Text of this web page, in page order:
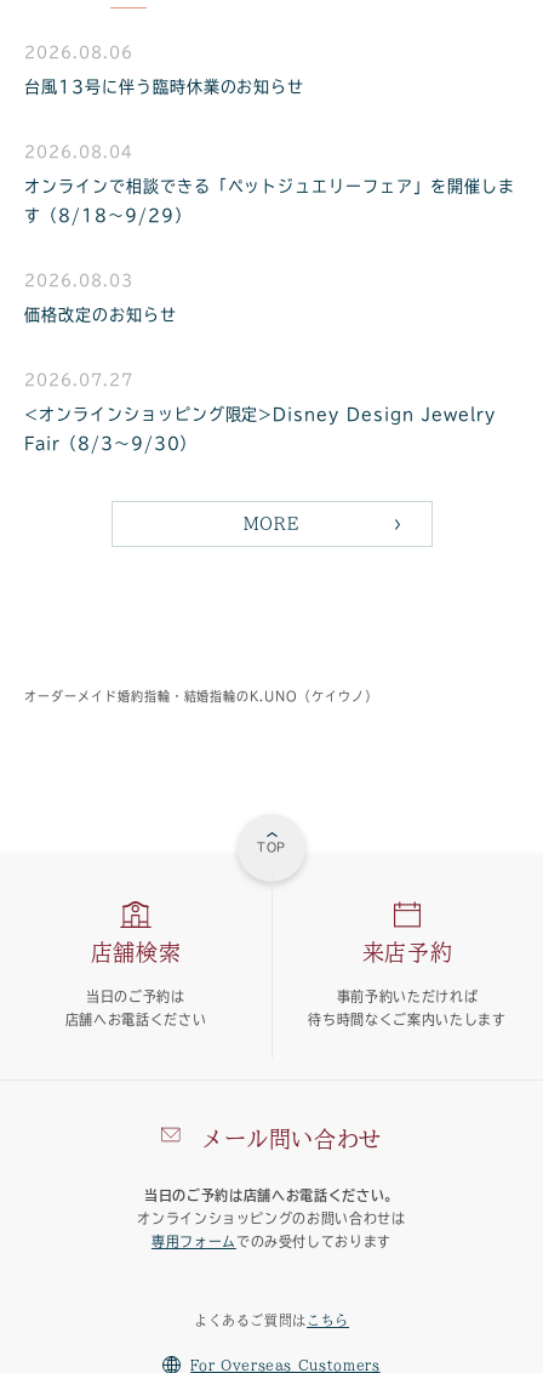
2026.08.06
台風13号に伴う臨時休業のお知らせ
2026.08.04
オンラインで相談できる「ペットジュエリーフェア」を開催しま
す（8/18〜9/29）
2026.08.03
価格改定のお知らせ
2026.07.27
<オンラインショッピング限定>Disney Design Jewelry
Fair（8/3〜9/30）
MORE
オーダーメイド婚約指輪・結婚指輪のK.UNO（ケイウノ）
TOP
メール問い合わせ
当日のご予約は店舗へお電話ください。
オンラインショッピングのお問い合わせは
専用フォーム でのみ受付しております
店舗検索
当日のご予約は
店舗へお電話ください
来店予約
事前予約いただければ
待ち時間なくご案内いたします
よくあるご質問は こちら
For Overseas Customers